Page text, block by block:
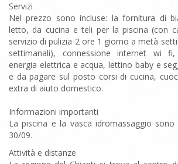
Servizi
Nel prezzo sono incluse: la fornitura di
letto, da cucina e teli per la piscina (con
servizio di pulizia 2 ore 1 giorno a metà
settimanali), connessione internet wi
energia elettrica e acqua, lettino baby e
e da pagare sul posto corsi di cucina,
extra di aiuto domestico.
Informazioni importanti
La piscina e la vasca idromassaggio
30/09.
Attività e distanze